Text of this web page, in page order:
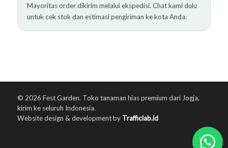
Mayoritas order dikirim melalui ekspedisi. Chat kami dulu
untuk cek stok dan estimasi pengiriman ke kota Anda.
© 2026 Fest Garden. Toko tanaman hias premium dari Jogja,
kirim ke seluruh Indonesia.
Website design & development by Trafficlab.id